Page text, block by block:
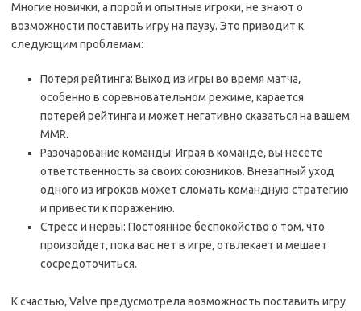
Многие новички‚ а порой и опытные игроки‚ не знают о
возможности поставить игру на паузу. Это приводит к
следующим проблемам:
Потеря рейтинга: Выход из игры во время матча‚
особенно в соревновательном режиме‚ карается
потерей рейтинга и может негативно сказаться на вашем
MMR.
Разочарование команды: Играя в команде‚ вы несете
ответственность за своих союзников. Внезапный уход
одного из игроков может сломать командную стратегию
и привести к поражению.
Стресс и нервы: Постоянное беспокойство о том‚ что
произойдет‚ пока вас нет в игре‚ отвлекает и мешает
сосредоточиться.
К счастью‚ Valve предусмотрела возможность поставить игру